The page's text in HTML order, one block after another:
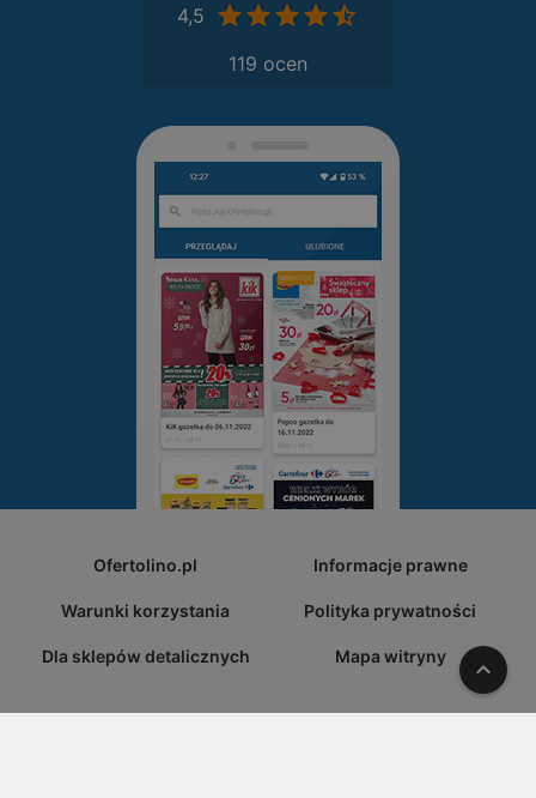
4,5
119 ocen
Ofertolino.pl Informacje prawne
Warunki korzystania Polityka prywatności
Dla sklepów detalicznych Mapa witryny W